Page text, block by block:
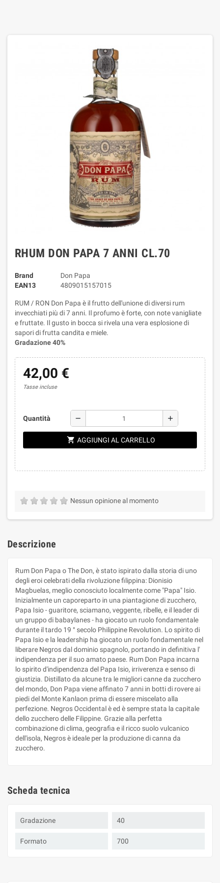
RHUM DON PAPA 7 ANNI CL.70
Brand
Don Papa
EAN13
4809015157015
RUM / RON Don Papa è il frutto dell'unione di diversi rum
invecchiati più di 7 anni. Il profumo è forte, con note vanigliate
e fruttate. Il gusto in bocca si rivela una vera esplosione di
sapori di frutta candita e miele.
Gradazione 40%
42,00 €
Tasse incluse
Quantità remove add
shopping_cart AGGIUNGI AL CARRELLO
Nessun opinione al momento
Descrizione
Rum Don Papa o The Don, è stato ispirato dalla storia di uno
degli eroi celebrati della rivoluzione filippina: Dionisio
Magbuelas, meglio conosciuto localmente come "Papa" Isio.
Inizialmente un caporeparto in una piantagione di zucchero,
Papa Isio - guaritore, sciamano, veggente, ribelle, e il leader di
un gruppo di babaylanes - ha giocato un ruolo fondamentale
durante il tardo 19 ° secolo Philippine Revolution. Lo spirito di
Papa Isio e la leadership ha giocato un ruolo fondamentale nel
liberare Negros dal dominio spagnolo, portando in definitiva l'
indipendenza per il suo amato paese. Rum Don Papa incarna
lo spirito d'indipendenza del Papa Isio, irriverenza e senso di
giustizia. Distillato da alcune tra le migliori canne da zucchero
del mondo, Don Papa viene affinato 7 anni in botti di rovere ai
piedi del Monte Kanlaon prima di essere miscelato alla
perfezione. Negros Occidental è ed è sempre stata la capitale
dello zucchero delle Filippine. Grazie alla perfetta
combinazione di clima, geografia e il ricco suolo vulcanico
dell'isola, Negros è ideale per la produzione di canna da
zucchero.
Scheda tecnica
Gradazione 40
Formato 700